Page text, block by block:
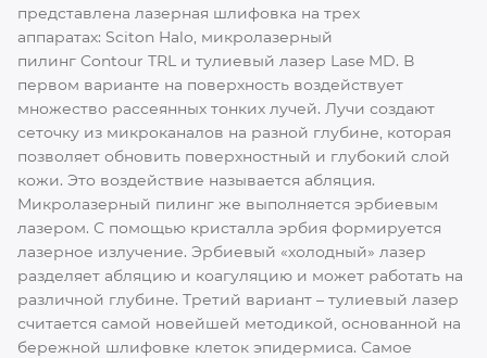
представлена лазерная шлифовка на трех
аппаратах: Sciton Halo, микролазерный
пилинг Contour TRL и тулиевый лазер Lase MD. В
первом варианте на поверхность воздействует
множество рассеянных тонких лучей. Лучи создают
сеточку из микроканалов на разной глубине, которая
позволяет обновить поверхностный и глубокий слой
кожи. Это воздействие называется абляция.
Микролазерный пилинг же выполняется эрбиевым
лазером. С помощью кристалла эрбия формируется
лазерное излучение. Эрбиевый «холодный» лазер
разделяет абляцию и коагуляцию и может работать на
различной глубине. Третий вариант – тулиевый лазер
считается самой новейшей методикой, основанной на
бережной шлифовке клеток эпидермиса. Самое